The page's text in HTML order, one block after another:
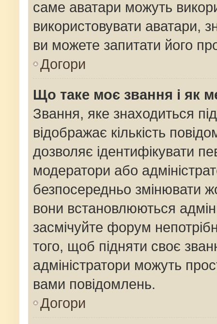
саме аватари можуть
використовувати аватари,
ви можете запитати його
Догори
Що таке моє звання і як
Звання, яке знаходиться
відображає кількість
дозволяє ідентифікувати
модератори або
безпосередньо змінювати
вони встановлюються
засмічуйте форум
того, щоб підняти своє
адміністратори можуть
вами повідомлень.
Догори